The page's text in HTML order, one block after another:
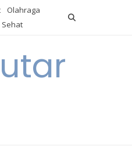
Olahraga
Sehat